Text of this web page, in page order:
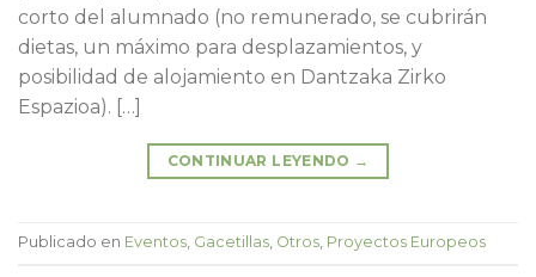
corto del alumnado (no remunerado, se cubrirán
dietas, un máximo para desplazamientos, y
posibilidad de alojamiento en Dantzaka Zirko
Espazioa). […]
CONTINUAR LEYENDO →
Publicado en Eventos Gacetillas Otros Proyectos Europeos